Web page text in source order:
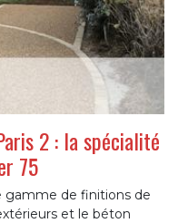
2 : la spécialité
75
gamme de finitions de
et le béton